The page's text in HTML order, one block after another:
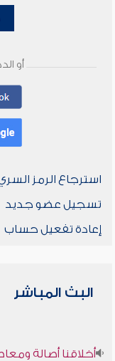
أو
استرجاع الرمز
تسجيل عضو جديد
إعادة تفعيل حساب
البث المباشر
أخلاقنا أصالة